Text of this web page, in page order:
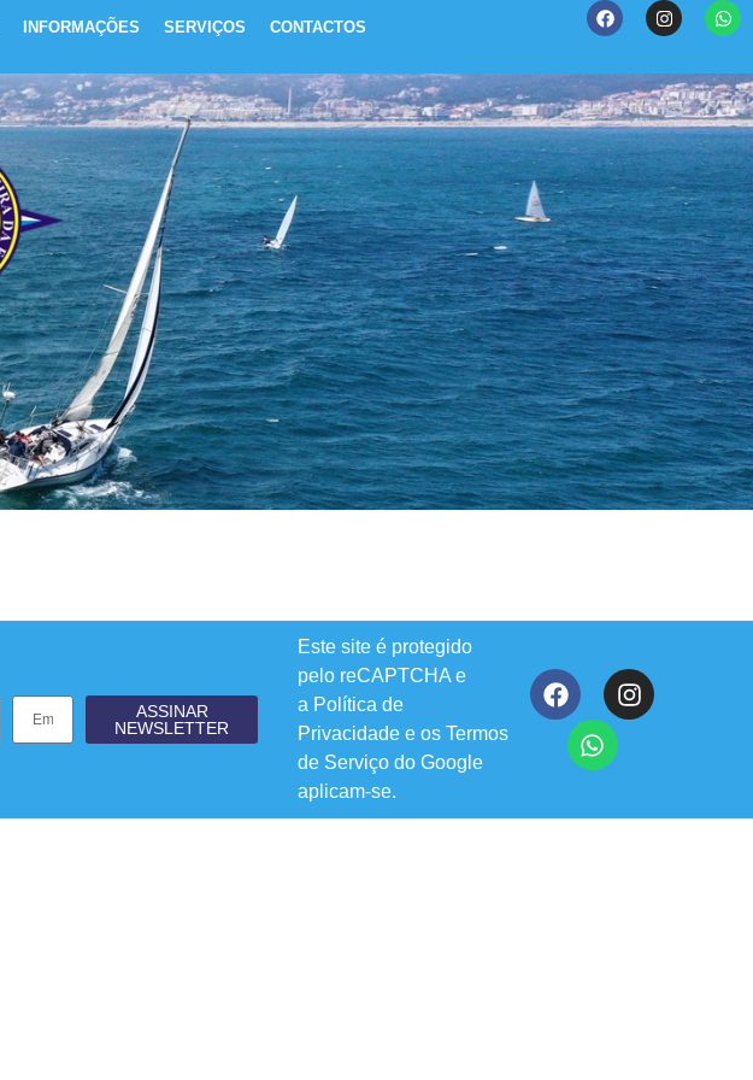
INFORMAÇÕES SERVIÇOS CONTACTOS
ASSINAR
NEWSLETTER
Este site é protegido
pelo reCAPTCHA e
a Política de
Privacidade e osTermos
de Serviço do Google
aplicam-se.